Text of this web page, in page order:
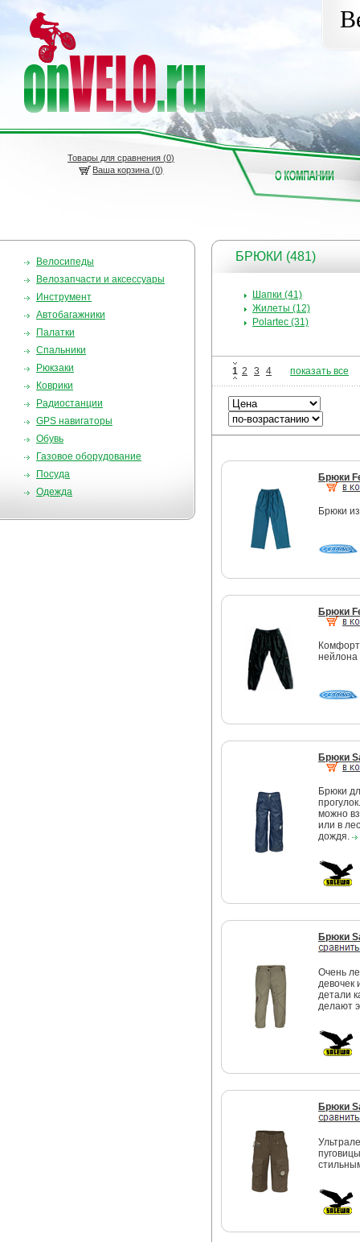
Товары для сравнения (0)
Ваша корзина (0)
Велосипеды
Велозапчасти и аксессуары
Инструмент
Автобагажники
Палатки
Спальники
Рюкзаки
Коврики
Радиостанции
GPS навигаторы
Обувь
Газовое оборудование
Посуда
Одежда
БРЮКИ (481)
Шапки (41)
Жилеты (12)
Polartec (31)
1 2 3 4 показать все
Брюки
Брюки
Брюки
нейлона
Брюки
Брюки
можно
или в
дождя.
Брюки
Очень
девочек
детали
делают
Брюки